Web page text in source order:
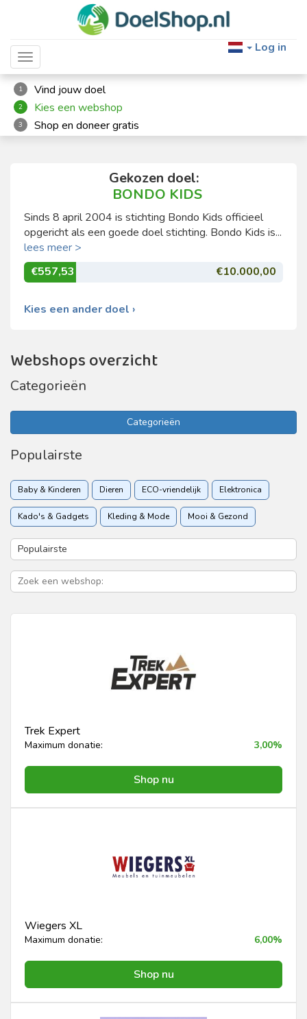
Toggle navigation
Log in
1 Vind jouw doel
2 Kies een webshop
3 Shop en doneer gratis
Gekozen doel:
BONDO KIDS
Sinds 8 april 2004 is stichting Bondo Kids officieel
opgericht als een goede doel stichting. Bondo Kids is...
lees meer >
€557,53
€10.000,00
Kies een ander doel ›
Webshops overzicht
Categorieën
Categorieën
Populairste
Baby & Kinderen Dieren ECO-vriendelijk Elektronica
Kado's & Gadgets Kleding & Mode Mooi & Gezond
Sport & Recreatie
Zorgverzekering
Trek Expert
Maximum donatie: 3,00%
Shop nu
Wiegers XL
Maximum donatie: 6,00%
Shop nu